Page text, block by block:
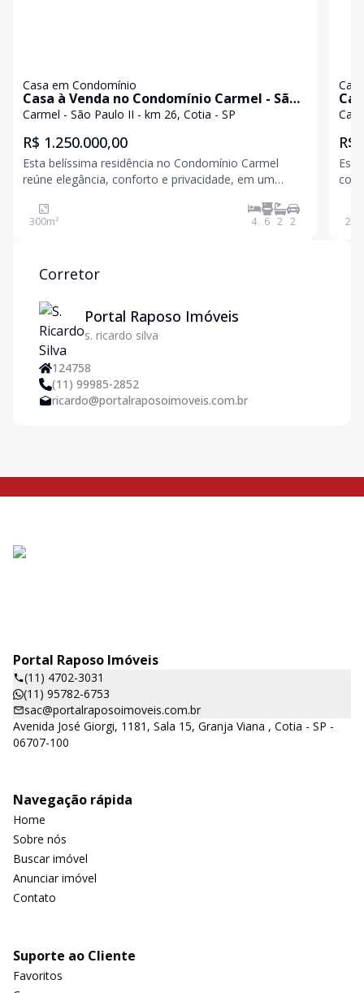
Casa em Condomínio
Casa à Venda no Condomínio Carmel - São
Paulo II | Granja Viana!
Carmel - São Paulo II - km 26, Cotia - SP
R$ 1.250.000,00
Esta belíssima residência no Condomínio Carmel
reúne elegância, conforto e privacidade, em um
arquitetura que valoriza a iluminação natural e a
integração dos ambientes, a casa oferece espaços
300m² 4 6 2 2
por
R$
de
262
Corretor
Portal Raposo Imóveis
s. ricardo silva
124758
(11) 99985-2852
ricardo@portalraposoimoveis.com.br
Portal Raposo Imóveis
(11) 4702-3031
(11) 95782-6753
sac@portalraposoimoveis.com.br
Avenida José Giorgi, 1181, Sala 15, Granja Viana , Cotia - SP -
06707-100
Navegação rápida
Home
Sobre nós
Buscar imóvel
Anunciar imóvel
Contato
Suporte ao Cliente
Favoritos